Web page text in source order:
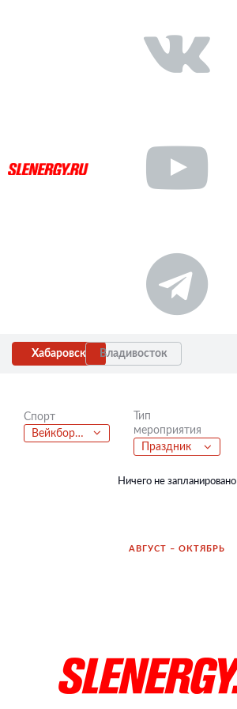
Хабаровск Владивосток
Спорт
Вейкбординг
Тип
мероприятия
Праздник
Ничего не запланировано
АВГУСТ – ОКТЯБРЬ